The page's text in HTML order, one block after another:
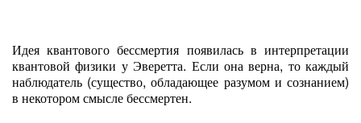
Идея квантового бессмертия появилась в интерпретации
квантовой физики у Эверетта. Если она верна, то каждый
наблюдатель (существо, обладающее разумом и сознанием)
в некотором смысле бессмертен.